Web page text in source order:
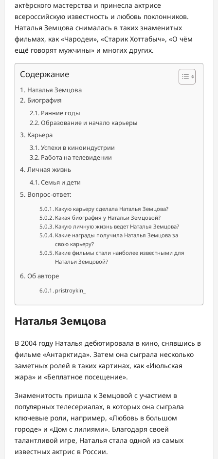
актёрского мастерства и принесла актрисе
всероссийскую известность и любовь поклонников.
Наталья Земцова снималась в таких знаменитых
фильмах, как «Чародеи», «Старик Хоттабыч», «О чём
ещё говорят мужчины» и многих других.
Содержание
Наталья Земцова
Биография
Ранние годы
Образование и начало карьеры
Карьера
Успехи в киноиндустрии
Работа на телевидении
Личная жизнь
Семья и дети
Вопрос-ответ:
Какую карьеру сделала Наталья Земцова?
Какая биография у Натальи Земцовой?
Какую личную жизнь ведет Наталья Земцова?
Какие награды получила Наталья Земцова за
свою карьеру?
Какие фильмы стали наиболее известными для
Натальи Земцовой?
Об авторе
pristroykin_
Наталья Земцова
В 2004 году Наталья дебютировала в кино, снявшись в
фильме «Антарктида». Затем она сыграла несколько
заметных ролей в таких картинах, как «Июльская
жара» и «Беплатное посещение».
Знаменитость пришла к Земцовой с участием в
популярных телесериалах, в которых она сыграла
ключевые роли, например, «Любовь в большом
городе» и «Дом с лилиями». Благодаря своей
талантливой игре, Наталья стала одной из самых
известных актрис в России.